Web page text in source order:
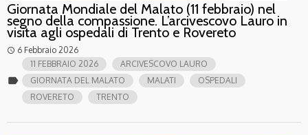
Giornata Mondiale del Malato (11 febbraio) nel
segno della compassione. L’arcivescovo Lauro in
visita agli ospedali di Trento e Rovereto
access_time 6 Febbraio 2026
label
11 FEBBRAIO 2026
ARCIVESCOVO LAURO
GIORNATA DEL MALATO
MALATI
OSPEDALI
ROVERETO
TRENTO